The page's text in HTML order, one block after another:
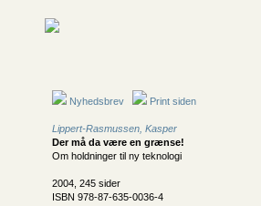
Nyhedsbrev Print siden
Lippert-Rasmussen, Kasper
Der må da være en grænse!
Om holdninger til ny teknologi
2004, 245 sider
ISBN 978-87-635-0036-4